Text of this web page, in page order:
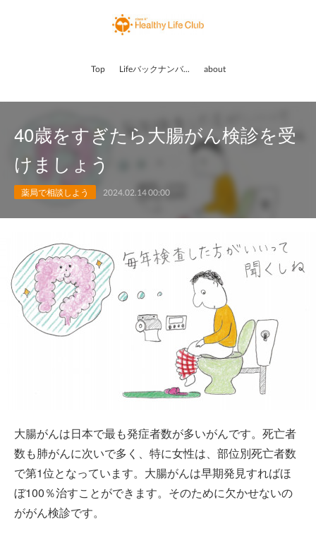
Top Lifeバックナンバー about
40歳をすぎたら大腸がん検診を受
けましょう
薬局で相談しよう 2024.02.14 00:00
大腸がんは日本で最も発症者数が多いがんです。死亡者
数も肺がんに次いで多く、特に女性は、部位別死亡者数
で第1位となっています。大腸がんは早期発見すればほ
ぼ100％治すことができます。そのために欠かせないの
ががん検診です。